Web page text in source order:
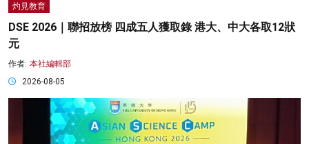
灼見教育
DSE 2026｜聯招放榜 四成五人獲取錄 港大、中大各取12狀
元
作者: 本社編輯部
2026-08-05